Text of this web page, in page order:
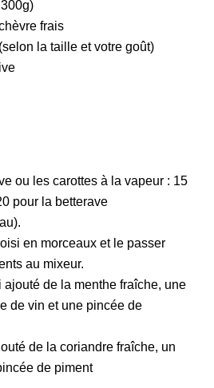
frais
la taille et votre goût)
ou les carottes à la vapeur : 15
pour la betterave
en morceaux et le passer
au mixeur.
ajouté de la menthe fraîche, une
de vin et une pincée de
de la coriandre fraîche, un
de piment